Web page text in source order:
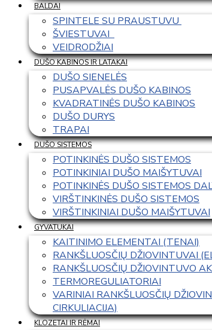
BALDAI
SPINTELE SU PRAUSTUVU
ŠVIESTUVAI
VEIDRODŽIAI
DUŠO KABINOS IR LATAKAI
DUŠO SIENELĖS
PUSAPVALĖS DUŠO KABINOS
KVADRATINĖS DUŠO KABINOS
DUŠO DURYS
TRAPAI
DUŠO SISTEMOS
POTINKINĖS DUŠO SISTEMOS
POTINKINIAI DUŠO MAIŠYTUVAI
POTINKINĖS DUŠO SISTEMOS
VIRŠTINKINĖS DUŠO SISTEMOS
VIRŠTINKINIAI DUŠO MAIŠYTUVAI
GYVATUKAI
KAITINIMO ELEMENTAI (TENAI)
RANKŠLUOSČIŲ DŽIOVINTUVAI
RANKŠLUOSČIŲ DŽIOVINTUVO
TERMOREGULIATORIAI
VARINIAI RANKŠLUOSČIŲ
CIRKULIACIJA)
KLOZETAI IR RĖMAI